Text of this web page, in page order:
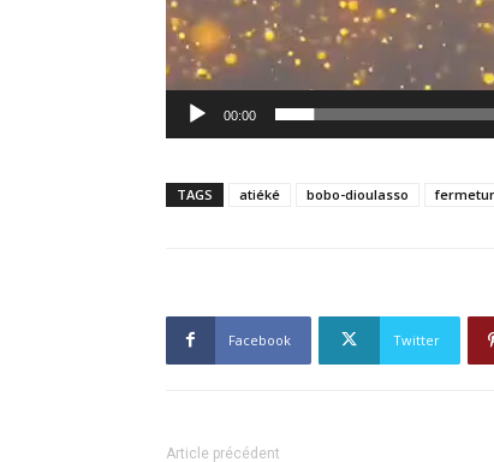
00:00
TAGS atiéké bobo-dioulasso
Facebook Twitter
Article précédent